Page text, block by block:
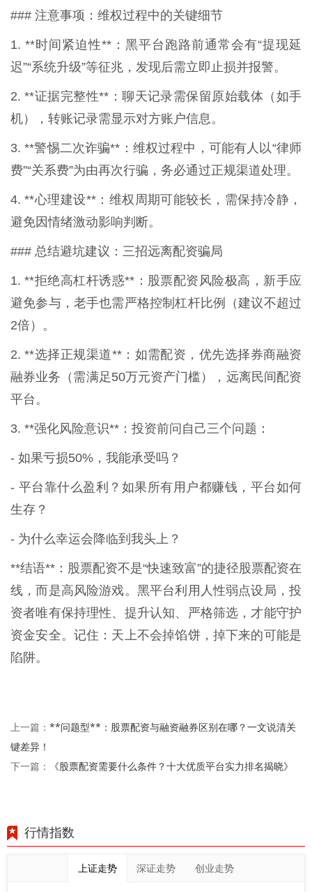
### 注意事项：维权过程中的关键细节
1. **时间紧迫性**：黑平台跑路前通常会有“提现延
迟”“系统升级”等征兆，发现后需立即止损并报警。
2. **证据完整性**：聊天记录需保留原始载体（如手
机），转账记录需显示对方账户信息。
3. **警惕二次诈骗**：维权过程中，可能有人以“律师
费”“关系费”为由再次行骗，务必通过正规渠道处理。
4. **心理建设**：维权周期可能较长，需保持冷静，
避免因情绪激动影响判断。
### 总结避坑建议：三招远离配资骗局
1. **拒绝高杠杆诱惑**：股票配资风险极高，新手应
避免参与，老手也需严格控制杠杆比例（建议不超过
2倍）。
2. **选择正规渠道**：如需配资，优先选择券商融资
融券业务（需满足50万元资产门槛），远离民间配资
平台。
3. **强化风险意识**：投资前问自己三个问题：
- 如果亏损50%，我能承受吗？
- 平台靠什么盈利？如果所有用户都赚钱，平台如何
生存？
- 为什么幸运会降临到我头上？
**结语**：股票配资不是“快速致富”的捷径股票配资在
线，而是高风险游戏。黑平台利用人性弱点设局，投
资者唯有保持理性、提升认知、严格筛选，才能守护
资金安全。记住：天上不会掉馅饼，掉下来的可能是
陷阱。
上一篇： **问题型**：股票配资与融资融券区别在哪？一文说清关
键差异！
下一篇： 《股票配资需要什么条件？十大优质平台实力排名揭晓》
行情指数
上证走势 深证走势 创业走势